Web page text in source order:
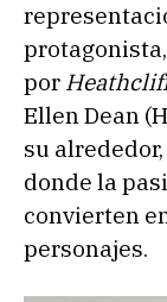
por
Ellen Dean
su
donde la
convierten
personajes.